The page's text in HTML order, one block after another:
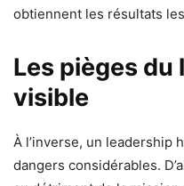
obtiennent les résultats
Les pièges
visible
À l’inverse, un leadership
dangers considérables.